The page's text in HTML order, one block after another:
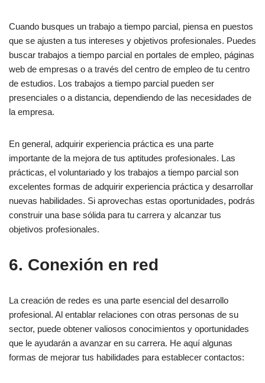
Cuando busques un trabajo a tiempo parcial, piensa en puestos
que se ajusten a tus intereses y objetivos profesionales. Puedes
buscar trabajos a tiempo parcial en portales de empleo, páginas
web de empresas o a través del centro de empleo de tu centro
de estudios. Los trabajos a tiempo parcial pueden ser
presenciales o a distancia, dependiendo de las necesidades de
la empresa.
En general, adquirir experiencia práctica es una parte
importante de la mejora de tus aptitudes profesionales. Las
prácticas, el voluntariado y los trabajos a tiempo parcial son
excelentes formas de adquirir experiencia práctica y desarrollar
nuevas habilidades. Si aprovechas estas oportunidades, podrás
construir una base sólida para tu carrera y alcanzar tus
objetivos profesionales.
6. Conexión en red
La creación de redes es una parte esencial del desarrollo
profesional. Al entablar relaciones con otras personas de su
sector, puede obtener valiosos conocimientos y oportunidades
que le ayudarán a avanzar en su carrera. He aquí algunas
formas de mejorar tus habilidades para establecer contactos: